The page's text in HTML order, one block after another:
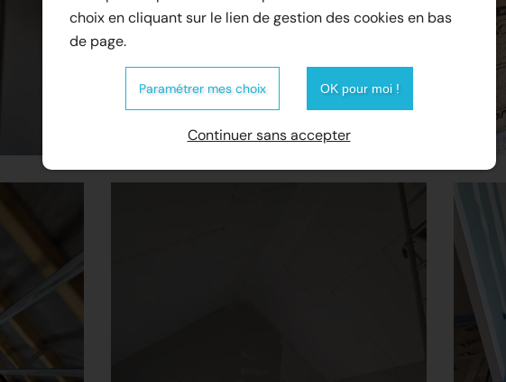
choix en cliquant sur le lien de gestion des cookies en bas
de page.
Paramétrer mes choix OK pour moi !
Continuer sans accepter